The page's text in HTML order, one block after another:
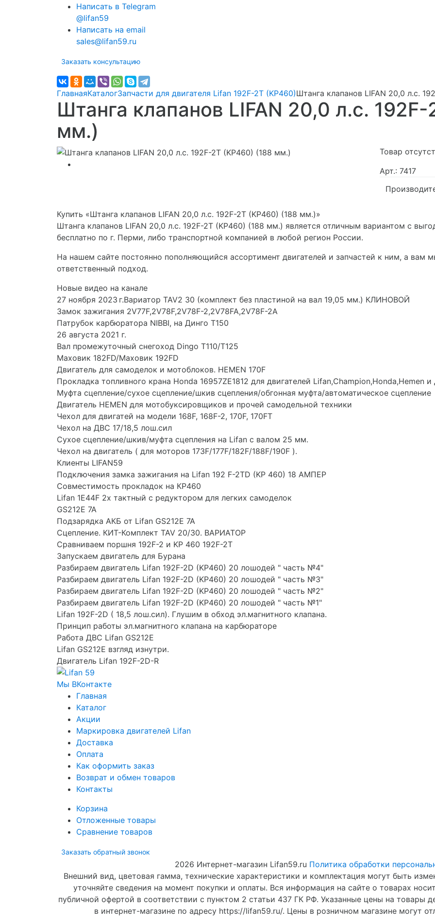
Написать в Telegram
@lifan59
Написать на email
sales@lifan59.ru
Заказать консультацию
ГлавнаяКаталогЗапчасти для двигателя Lifan 192F-2T (KP460)Штанга клапанов LIFAN 20,0 л.с.
Штанга клапанов LIFAN 20,0 л.с.
мм.)
Товар
Арт.: 7417
Купить «Штанга клапанов LIFAN 20,0 л.с. 192F-2T (KP460) (188 мм.)»
Штанга клапанов LIFAN 20,0 л.с. 192F-2T (KP460) (188 мм.) является отличным вариантом с
бесплатно по г. Перми, либо транспортной компанией в любой регион России.
На нашем сайте постоянно пополняющийся ассортимент двигателей и запчастей к ним, а вам
ответственный подход.
Новые видео на канале
27 ноября 2023 г.Вариатор TAV2 30 (комплект без пластиной на вал 19,05 мм.) КЛИНОВОЙ
Замок зажигания 2V77F,2V78F,2V78F-2,2V78FA,2V78F-2A
Патрубок карбюратора NIBBI, на Динго Т150
26 августа 2021 г.
Вал промежуточный снегоход Dingo T110/T125
Маховик 182FD/Маховик 192FD
Двигатель для самоделок и мотоблоков. HEMEN 170F
Прокладка топливного крана Honda 16957ZE1812 для двигателей Lifan,Champion,Honda,Hemen и
Муфта сцепление/сухое сцепление/шкив сцепления/обгонная муфта/автоматическое сцепление
Двигатель HEMEN для мотобуксировщиков и прочей самодельной техники
Чехол для двигатей на модели 168F, 168F-2, 170F, 170FT
Чехол на ДВС 17/18,5 лош.сил
Сухое сцепление/шкив/муфта сцепления на Lifan с валом 25 мм.
Чехол на двигатель ( для моторов 173F/177F/182F/188F/190F ).
Клиенты LIFAN59
Подключения замка зажигания на Lifan 192 F-2TD (KP 460) 18 АМПЕР
Совместимость прокладок на КР460
Lifan 1E44F 2х тактный с редуктором для легких самоделок
GS212E 7A
Подзарядка АКБ от Lifan GS212E 7A
Сцепление. КИТ-Комплект TAV 20/30. ВАРИАТОР
Сравниваем поршня 192F-2 и KP 460 192F-2T
Запускаем двигатель для Бурана
Разбираем двигатель Lifan 192F-2D (KP460) 20 лошодей " часть №4"
Разбираем двигатель Lifan 192F-2D (KP460) 20 лошодей " часть №3"
Разбираем двигатель Lifan 192F-2D (KP460) 20 лошодей " часть №2"
Разбираем двигатель Lifan 192F-2D (KP460) 20 лошодей " часть №1"
Lifan 192F-2D ( 18,5 лош.сил). Глушим в обход эл.магнитного клапана.
Принцип работы эл.магнитного клапана на карбюраторе
Работа ДВС Lifan GS212E
Lifan GS212E взгляд изнутри.
Двигатель Lifan 192F-2D-R
Мы ВКонтакте
Главная
Каталог
Акции
Маркировка двигателей Lifan
Доставка
Оплата
Как оформить заказ
Возврат и обмен товаров
Контакты
Корзина
Отложенные товары
Сравнение товаров
Заказать обратный звонок
2026 Интернет-магазин Lifan59.ru Политика обработки
Внешний вид, цветовая гамма, технические характеристики и комплектация могут быть
уточняйте сведения на момент покупки и оплаты. Вся информация на сайте о товарах
публичной офертой в соответствии с пунктом 2 статьи 437 ГК РФ. Указанные цены на товары
в интернет-магазине по адресу https://lifan59.ru/. Цены в розничном магазине могут